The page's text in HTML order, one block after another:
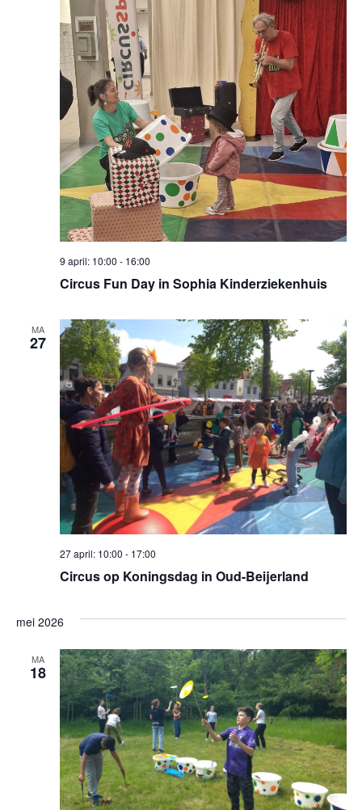
Circus Fun Day in Sophia Kinderziekenhuis
9 april: 10:00 - 16:00
MA
27
Circus op Koningsdag in Oud-Beijerland
27 april: 10:00 - 17:00
mei 2026
MA
18